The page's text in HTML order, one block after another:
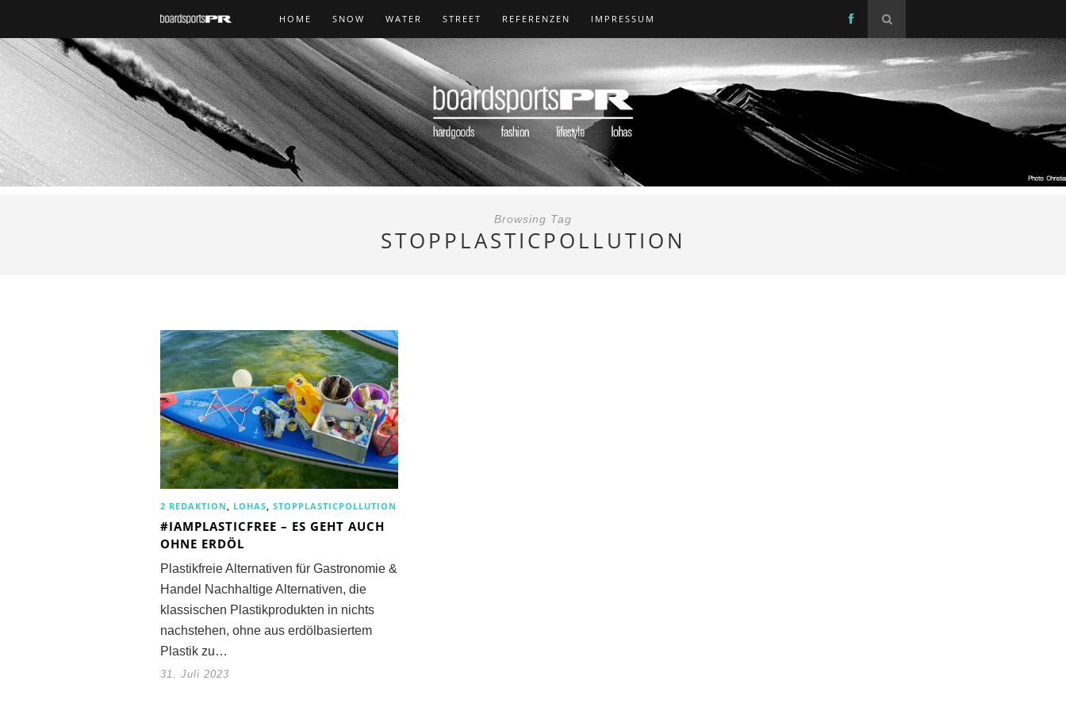
HOME SNOW WATER STREET REFERENZEN IMPRESSUM
Browsing Tag
STOPPLASTICPOLLUTION
2 REDAKTION, LOHAS, STOPPLASTICPOLLUTION
#IAMPLASTICFREE – ES GEHT AUCH
OHNE ERDÖL
Plastikfreie Alternativen für Gastronomie &
Handel Nachhaltige Alternativen, die
klassischen Plastikprodukten in nichts
nachstehen, ohne aus erdölbasiertem
Plastik zu…
31. Juli 2023